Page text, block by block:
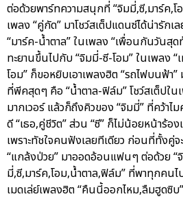
ต่อด้วยพาร์ทความสนุกที่ “จิมมี่,ซี,มาร์ค,โ
เพลง “คู่กัด” มาโชว์สเต็ปแดนซ์ได้น่ารักเ
“มาร์ค-น้ำตาล” ในเพลง “เพื่อนกันวันสุ
ทะยานขึ้นไปกับ “จิมมี่-ซี-โอม” ในเพลง
โอม” ก็ขอหยิบเอาเพลงฮิต “รถไฟบนฟ้า
ที่พีคสุดๆ คือ “น้ำตาล-ฟิล์ม” โชว์สเต็ปใน
มากเวอร์ แล้วก็ถึงคิวของ “จิมมี่” ที่คว้าไ
ดี “เธอ,คู่ชีวิต” ส่วน “ซี” ก็ไม่น้อยหน้าร้อง
เพราะทัชใจคนฟังเลยทีเดียว ก่อนที่ทั้งคู่จ
“แกล้งป่วย” มาออดอ้อนแฟนๆ ต่อด้วย “
มี่,ซี,มาร์ค,โอม,น้ำตาล,ฟิล์ม” ที่พาทุกคน
เมดเล่ย์เพลงฮิต “คืนนี้ออกไหม,ลืมฮูดซิบ”